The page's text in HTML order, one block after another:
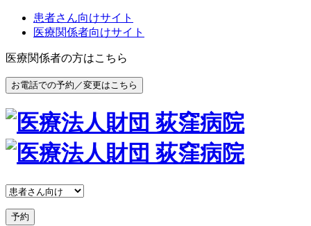
患者さん向けサイト
医療関係者向けサイト
医療関係者の方はこちら
お電話での予約／変更はこちら
予約